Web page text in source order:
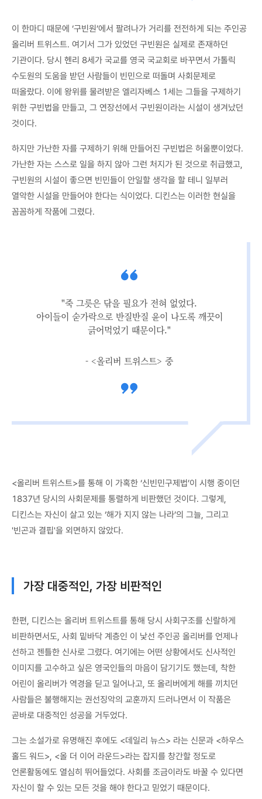
이 한마디 때문에 ‘구빈원’에서 팔려나가 거리를 전전하게 되는 주인공
올리버 트위스트. 여기서 그가 있었던 구빈원은 실제로 존재하던
기관이다. 당시 헨리 8세가 국교를 영국 국교회로 바꾸면서 가톨릭
수도원의 도움을 받던 사람들이 빈민으로 떠돌며 사회문제로
떠올랐다. 이에 왕위를 물려받은 엘리자베스 1세는 그들을 구제하기
위한 구빈법을 만들고, 그 연장선에서 구빈원이라는 시설이 생겨났던
것이다.
하지만 가난한 자를 구제하기 위해 만들어진 구빈법은 허울뿐이었다.
가난한 자는 스스로 일을 하지 않아 그런 처지가 된 것으로 취급했고,
구빈원의 시설이 좋으면 빈민들이 안일할 생각을 할 테니 일부러
열악한 시설을 만들어야 한다는 식이었다. 디킨스는 이러한 현실을
꼼꼼하게 작품에 그렸다.
"죽 그릇은 닦을 필요가 전혀 없었다.
아이들이 숟가락으로 반질반질 윤이 나도록 깨끗이
긁어먹었기 때문이다."
- <올리버 트위스트> 중
<올리버 트위스트>를 통해 이 가혹한 ‘신빈민구제법’이 시행 중이던
1837년 당시의 사회문제를 통렬하게 비판했던 것이다. 그렇게,
디킨스는 자신이 살고 있는 ‘해가 지지 않는 나라’의 그늘, 그리고
'빈곤과 결핍'을 외면하지 않았다.
가장 대중적인, 가장 비판적인
한편, 디킨스는 올리버 트위스트를 통해 당시 사회구조를 신랄하게
비판하면서도, 사회 밑바닥 계층인 이 낯선 주인공 올리버를 언제나
선하고 젠틀한 신사로 그렸다. 여기에는 어떤 상황에서도 신사적인
이미지를 고수하고 싶은 영국인들의 마음이 담기기도 했는데, 착한
어린이 올리버가 역경을 딛고 일어나고, 또 올리버에게 해를 끼치던
사람들은 불행해지는 권선징악의 교훈까지 드러나면서 이 작품은
곧바로 대중적인 성공을 거두었다.
그는 소설가로 유명해진 후에도 <데일리 뉴스> 라는 신문과 <하우스
홀드 워드>, <올 더 이어 라운드>라는 잡지를 창간할 정도로
언론활동에도 열심히 뛰어들었다. 사회를 조금이라도 바꿀 수 있다면
자신이 할 수 있는 모든 것을 해야 한다고 믿었기 때문이다.